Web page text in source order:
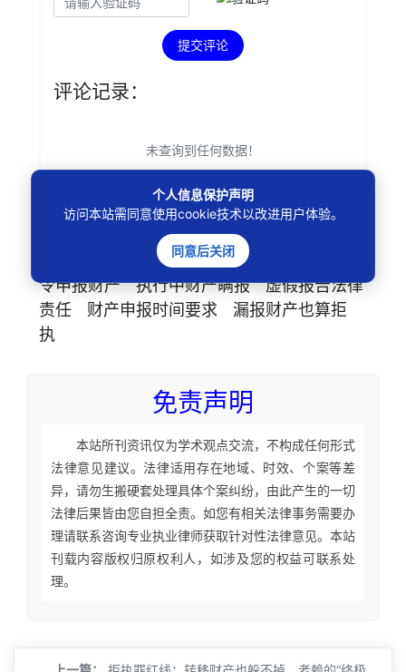
提交评论
评论记录：
未查询到任何数据！
： 拒不报告财产后果
令申报财产
执行中财产瞒报
虚假报告法律
责任
财产申报时间要求
漏报财产也算拒
执
免责声明
本站所刊资讯仅为学术观点交流，不构成任何形式
法律意见建议。法律适用存在地域、时效、个案等差
异，请勿生搬硬套处理具体个案纠纷，由此产生的一切
法律后果皆由您自担全责。如您有相关法律事务需要办
理请联系咨询专业执业律师获取针对性法律意见。本站
刊载内容版权归原权利人，如涉及您的权益可联系处
理。
个人信息保护声明
访问本站需同意使用cookie技术以改进用户体验。
同意后关闭